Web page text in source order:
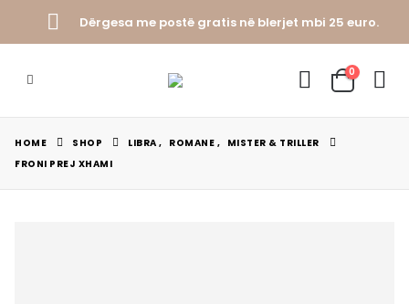
Dërgesa me postë gratis në blerjet mbi 25 euro.
0
HOME SHOP LIBRA , ROMANE , MISTER & TRILLER
FRONI PREJ XHAMI